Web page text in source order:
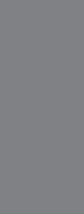
tot 2030